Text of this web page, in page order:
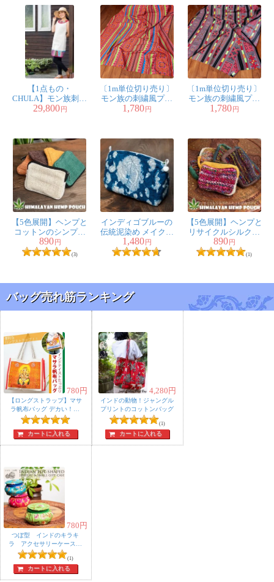
【1点もの・
CHULA】モン族刺繍
のワンピース ジュー
29,800円
〔1m単位切り売り〕
モン族の刺繍風プリ
ントファブリック
的 トライバル〔約
159cm〕
1,780円
〔1m単位切り売り〕
モン族の刺繍風プリ
ントファブリック
的 トライバル〔約
162cm〕
1,780円
【5色展開】ヘンプと
コットンのシンプル
ポーチ
890 円
(3)
インディゴブルーの
伝統泥染め メイクポ
ーチ 唐草
1,480 円
【5色展開】ヘンプと
リサイクルシルクの
ポーチ
890 円
(1)
バッグ売れ筋ランキング
【ロングストラップ】マサ
ラ帆布バッグ デカい！頑
丈！便利！！
780 円
カートに入れる
インドの動物！ジャングル
プリントのコットンバッグ
4,280 円
(1)
カートに入れる
つぼ型 インドのキラキ
ラ アクセサリーケース
キャンディケース ギフト
780 円
(1)
カートに入れる